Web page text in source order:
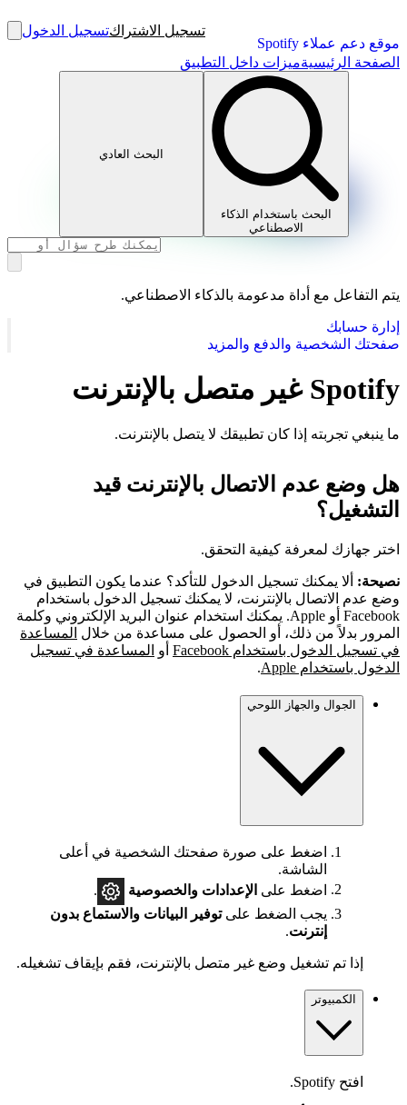
موقع دعم عملاء Spotify
تسجيل الاشتراكتسجيل الدخول
الصفحة الرئيسيةميزات داخل التطبيق
البحث باستخدام الذكاء
الاصطناعي
البحث العادي
يتم التفاعل مع أداة مدعومة بالذكاء الاصطناعي.
إدارة حسابك
صفحتك الشخصية والدفع والمزيد
Spotify غير متصل بالإنترنت
ما ينبغي تجربته إذا كان تطبيقك لا يتصل بالإنترنت.
هل وضع عدم الاتصال بالإنترنت قيد
التشغيل؟
اختر جهازك لمعرفة كيفية التحقق.
نصيحة: ألا يمكنك تسجيل الدخول للتأكد؟ عندما يكون التطبيق في
وضع عدم الاتصال بالإنترنت، لا يمكنك تسجيل الدخول باستخدام
Facebook أو Apple. يمكنك استخدام عنوان البريد الإلكتروني وكلمة
المرور بدلاً من ذلك، أو الحصول على مساعدة من خلال المساعدة
في تسجيل الدخول باستخدام Facebook
أو المساعدة في تسجيل
الدخول باستخدام Apple
.
الجوال والجهاز اللوحي
اضغط على صورة صفحتك الشخصية في أعلى
الشاشة.
اضغط على الإعدادات والخصوصية
يجب الضغط علىتوفير البيانات والاستماع بدون
إنترنت.
إذا تم تشغيل وضع غير متصل بالإنترنت، فقم بإيقاف تشغيله.
الكمبيوتر
افتح Spotify.